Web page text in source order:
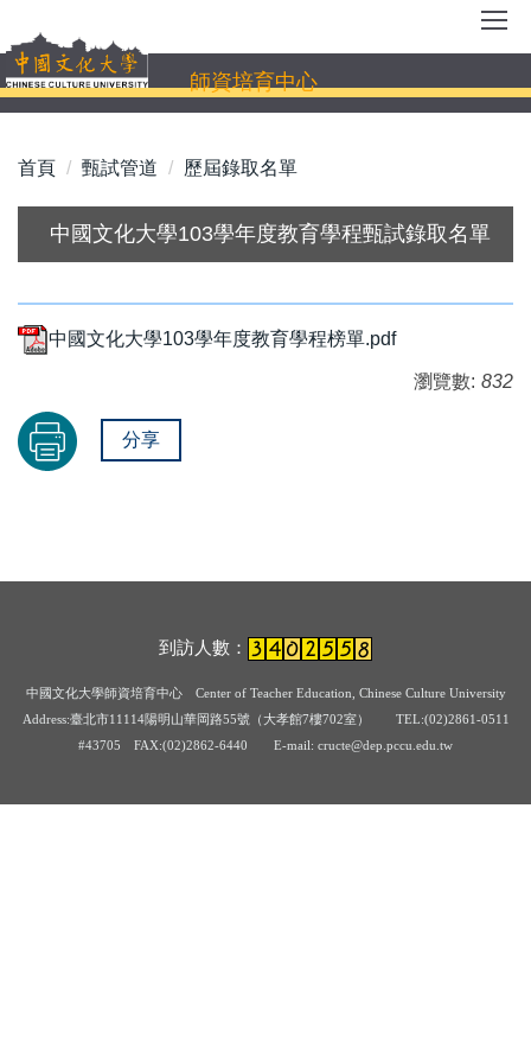
到
主
要
容
師資培育中心
首頁 甄試管道 歷屆錄取名單
中國文化大學103學年度教育學程甄試錄取名單
中國文化大學103學年度教育學程榜單.pdf
瀏覽數: 832
分享
到訪人數：
中國文化大學師資培育中心 Center of Teacher Education, Chinese Culture University
Address:臺北市11114陽明山華岡路55號（大孝館7樓702室） TEL:(02)2861-0511
#43705 FAX:(02)2862-6440 E-mail: cructe@dep.pccu.edu.tw